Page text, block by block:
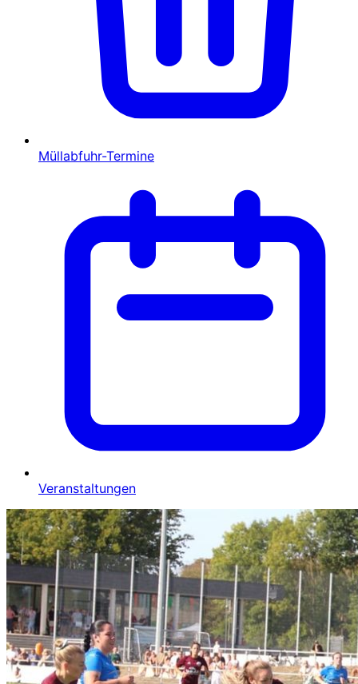
Müllabfuhr-Termine
Veranstaltungen